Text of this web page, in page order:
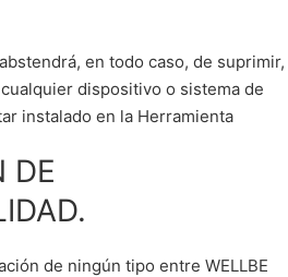
en todo caso, de suprimir,
dispositivo o sistema de
instalado en la Herramienta
DE
de ningún tipo entre WELLBE